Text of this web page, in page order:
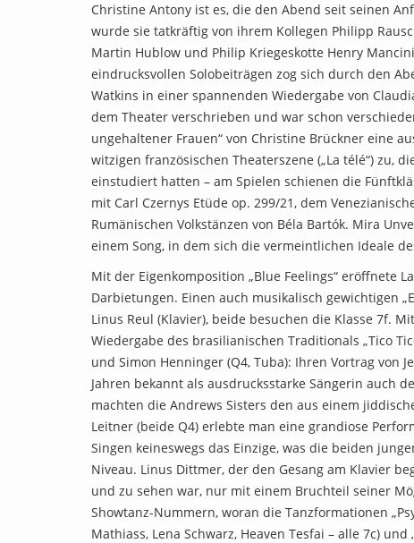
Christine Antony ist es, die den Abend seit seinen
wurde sie tatkräftig von ihrem Kollegen Philipp
Martin Hublow und Philip Kriegeskotte Henry
eindrucksvollen Solobeiträgen zog sich durch den
Watkins in einer spannenden Wiedergabe von
dem Theater verschrieben und war schon
ungehaltener Frauen“ von Christine Brückner eine
witzigen französischen Theaterszene („La télé“) zu,
einstudiert hatten – am Spielen schienen die
mit Carl Czernys Etüde op. 299/21, dem
Rumänischen Volkstänzen von Béla Bartók. Mira
einem Song, in dem sich die vermeintlichen Ideale
Mit der Eigenkomposition „Blue Feelings“ eröffnete
Darbietungen. Einen auch musikalisch gewichtigen
Linus Reul (Klavier), beide besuchen die Klasse 7f.
Wiedergabe des brasilianischen Traditionals „Tico
und Simon Henninger (Q4, Tuba): Ihren Vortrag von
Jahren bekannt als ausdrucksstarke Sängerin auch
machten die Andrews Sisters den aus einem
Leitner (beide Q4) erlebte man eine grandiose
Singen keineswegs das Einzige, was die beiden
Niveau. Linus Dittmer, der den Gesang am Klavier
und zu sehen war, nur mit einem Bruchteil seiner
Showtanz-Nummern, woran die Tanzformationen
Mathiass, Lena Schwarz, Heaven Tesfai – alle 7c)